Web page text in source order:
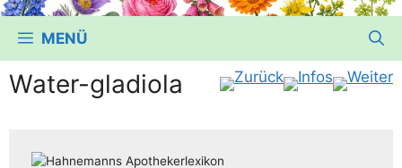
MENÜ
Water-gladiola